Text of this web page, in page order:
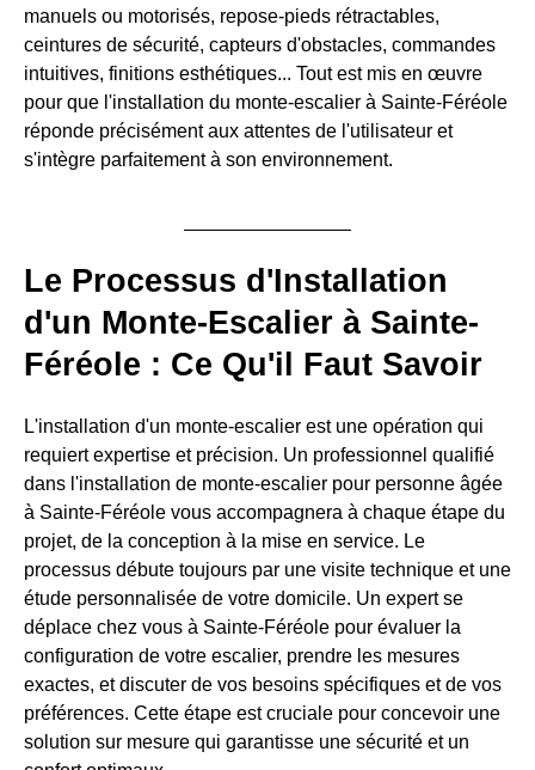
manuels ou motorisés, repose-pieds rétractables,
ceintures de sécurité, capteurs d'obstacles, commandes
intuitives, finitions esthétiques... Tout est mis en œuvre
pour que l'installation du monte-escalier à Sainte-Féréole
réponde précisément aux attentes de l'utilisateur et
s'intègre parfaitement à son environnement.
Le Processus d'Installation
d'un Monte-Escalier à Sainte-
Féréole : Ce Qu'il Faut Savoir
L'installation d'un monte-escalier est une opération qui
requiert expertise et précision. Un professionnel qualifié
dans l'installation de monte-escalier pour personne âgée
à Sainte-Féréole vous accompagnera à chaque étape du
projet, de la conception à la mise en service. Le
processus débute toujours par une visite technique et une
étude personnalisée de votre domicile. Un expert se
déplace chez vous à Sainte-Féréole pour évaluer la
configuration de votre escalier, prendre les mesures
exactes, et discuter de vos besoins spécifiques et de vos
préférences. Cette étape est cruciale pour concevoir une
solution sur mesure qui garantisse une sécurité et un